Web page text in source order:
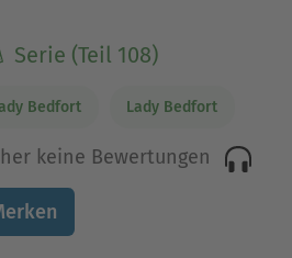
Serie (Teil 108)
Bedfort Lady Bedfort
keine Bewertungen